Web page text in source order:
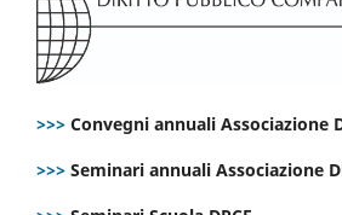
>>> Convegni annuali Associazione
>>> Seminari annuali Associazione